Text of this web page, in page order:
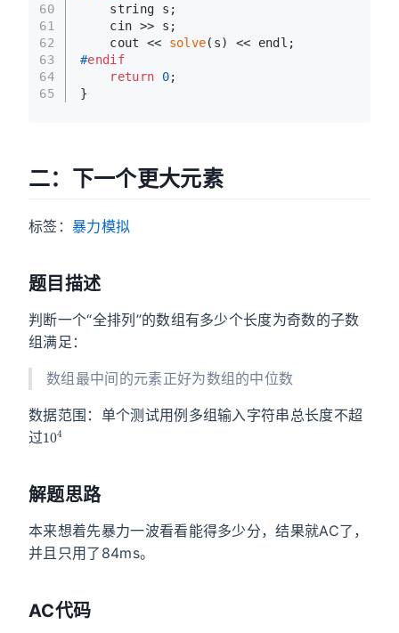
60
61
62
63
64
65
    string s;
    cin >> s;
    cout <<
solve(s) << endl;
#endif
return
0;
}
二：下一个更大元素
标签： 暴力模拟
题目描述
判断一个“全排列”的数组有多少个长度为奇数的子数
组满足：
数组最中间的元素正好为数组的中位数
数据范围：单个测试用例多组输入字符串总长度不超
过
104
解题思路
本来想着先暴力一波看看能得多少分，结果就AC了，
并且只用了84ms。
AC代码